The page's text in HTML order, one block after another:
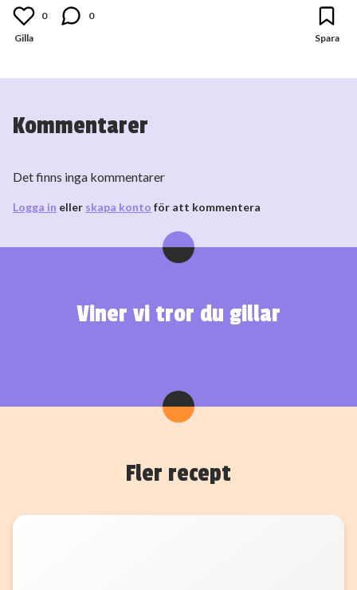
0 0
Kommentarer
Det finns inga kommentarer
Logga in eller skapa konto för att kommentera
Viner vi tror du gillar
Fler recept